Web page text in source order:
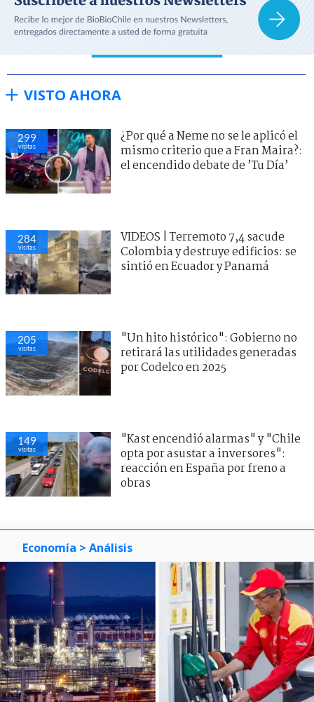
VISTO AHORA
299
visitas
¿Por qué a Neme no se le aplicó el
mismo criterio que a Fran Maira?:
el encendido debate de ’Tu Día’
284
visitas
VIDEOS | Terremoto 7,4 sacude
Colombia y destruye edificios: se
sintió en Ecuador y Panamá
205
visitas
"Un hito histórico": Gobierno no
retirará las utilidades generadas
por Codelco en 2025
149
visitas
"Kast encendió alarmas" y "Chile
opta por asustar a inversores":
reacción en España por freno a
obras
Economía > Análisis